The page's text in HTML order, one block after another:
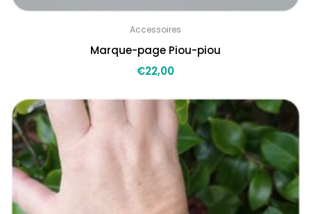
Accessoires
Marque-page Piou-piou
€22,00